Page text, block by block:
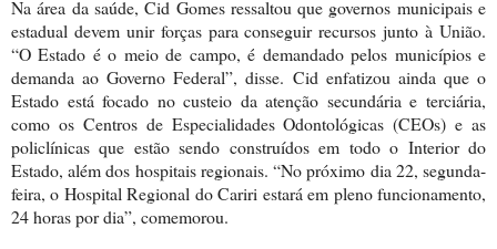
Na área da saúde, Cid Gomes ressaltou que governos municipais e
estadual devem unir forças para conseguir recursos junto à União.
“O Estado é o meio de campo, é demandado pelos municípios e
demanda ao Governo Federal”, disse. Cid enfatizou ainda que o
Estado está focado no custeio da atenção secundária e terciária,
como os Centros de Especialidades Odontológicas (CEOs) e as
policlínicas que estão sendo construídos em todo o Interior do
Estado, além dos hospitais regionais. “No próximo dia 22, segunda-
feira, o Hospital Regional do Cariri estará em pleno funcionamento,
24 horas por dia”, comemorou.